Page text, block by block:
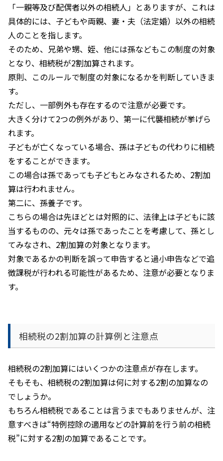
「一親等及び配偶者以外の相続人」とありますが、これは
具体的には、子どもや両親、妻・夫（法定婚）以外の相続
人のことを指します。
そのため、兄弟や甥、姪、他には孫などもこの制度の対象
となり、相続税が2割加算されます。
原則、このルールで制度の対象になるかを判断していきま
す。
ただし、一部例外も存在するので注意が必要です。
大きく分けて2つの例外があり、第一に代襲相続が挙げら
れます。
子どもが亡くなっている場合、孫は子どもの代わりに相続
をすることができます。
この場合は孫であっても子どもとみなされるため、 2割加
算は行われません。
第二に、孫養子です。
こちらの場合は先ほどとは対照的に、法律上は子どもに該
当するものの、元々は孫であったことを考慮して、孫とし
てみなされ、 2割加算の対象となります。
対象であるかの判断を誤って申告すると過小申告などで追
徴課税が行われる可能性があるため、注意が必要となりま
す。
相続税の2割加算の計算例と注意点
相続税の2割加算にはいくつかの注意点が存在します。
そもそも、相続税の2割加算は何に対する2割の加算なの
でしょうか。
もちろん相続税であることは言うまでもありませんが、注
意すべきは“特例控除の適用などの計算前を行う前の相続
税”に対する2割の加算であることです。